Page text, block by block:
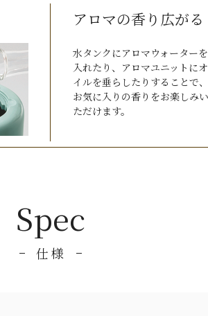
アロマの香り広がる
水タンクにアロマウォーターを
入れたり、アロマユニットにオ
イルを垂らしたりすることで、
お気に入りの香りをお楽しみい
ただけます。
Spec
仕様